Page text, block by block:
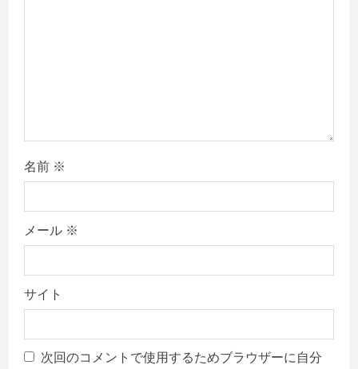
名前 ※
メール ※
サイト
次回のコメントで使用するためブラウザーに自分